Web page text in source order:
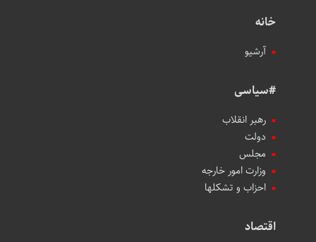
خانه
آرشیو
#سیاسی
رهبر انقلاب
دولت
مجلس
وزارت امور خارجه
احزاب و تشکلها
اقتصاد